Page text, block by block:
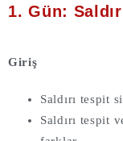
1. Gün:
Giriş
Saldırı tespit
Saldırı tespit